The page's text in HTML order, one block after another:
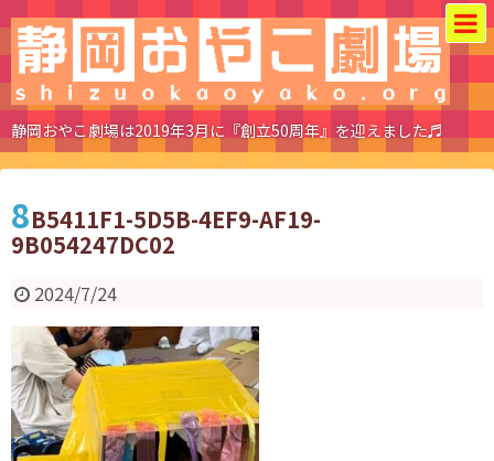
静岡おやこ劇場は2019年3月に『創立50周年』を迎えました♬
8B5411F1-5D5B-4EF9-AF19-
9B054247DC02
2024/7/24